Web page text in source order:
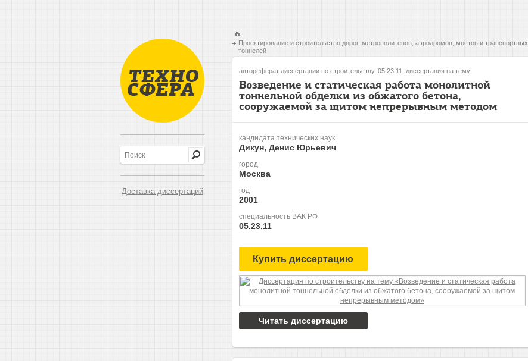
Доставка диссертаций
Проектирование и строительство дорог, метрополитенов, аэродромов, мостов и транспортных
тоннелей
автореферат диссертации по строительству, 05.23.11, диссертация на тему:
Возведение и статическая работа монолитной
тоннельной обделки из обжатого бетона,
сооружаемой за щитом непрерывным методом
кандидата технических наук
Дикун, Денис Юрьевич
город
Москва
год
2001
специальность ВАК РФ
05.23.11
Купить диссертацию
Читать диссертацию